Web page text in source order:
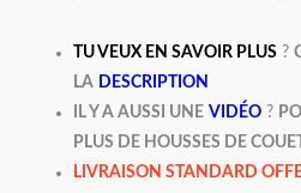
TU VEUX EN SAVOIR PLUS ?
LA DESCRIPTION
IL Y A AUSSI UNE VIDÉO ?
PLUS DE HOUSSES DE
LIVRAISON STANDARD